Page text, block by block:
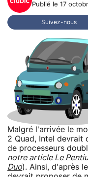
Publié le 17
Suivez-nous
Malgré l'arrivée le
2 Quad, Intel devrait
de processeurs
notre article Le
Duo). Ainsi, d'après